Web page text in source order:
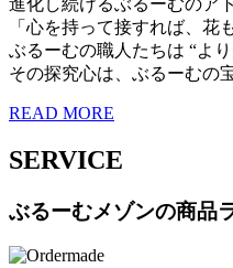
「心を持って接すれば、花
ぶるーむの職人たちは “よ
その探究心は、ぶるーむの
READ MORE
SERVICE
ぶるーむメゾンの商品